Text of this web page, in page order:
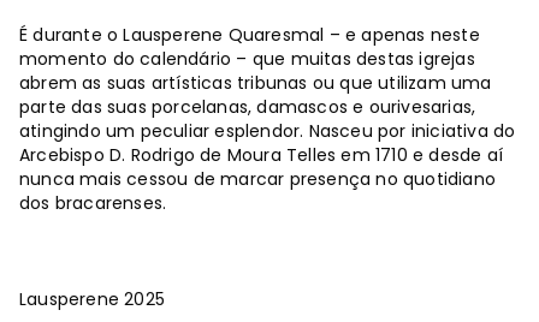
É durante o Lausperene Quaresmal – e apenas neste
momento do calendário – que muitas destas igrejas
abrem as suas artísticas tribunas ou que utilizam uma
parte das suas porcelanas, damascos e ourivesarias,
atingindo um peculiar esplendor. Nasceu por iniciativa do
Arcebispo D. Rodrigo de Moura Telles em 1710 e desde aí
nunca mais cessou de marcar presença no quotidiano
dos bracarenses.
Lausperene 2025